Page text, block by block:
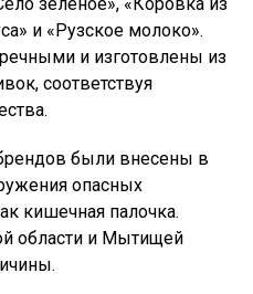
и «Рузское молоко».
и изготовлены из
соответствуя
были внесены в
опасных
кишечная палочка.
области и Мытищей